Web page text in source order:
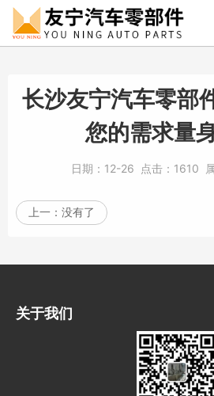
长沙友宁汽车零部
您的需求量
日期： 12-26 点击： 1610
上一： 没有了
关于我们